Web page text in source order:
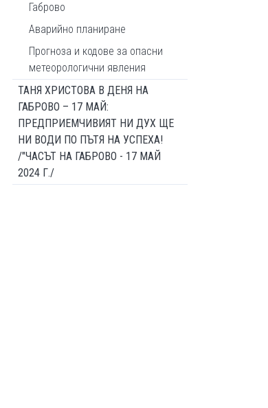
Габрово
Аварийно планиране
Прогноза и кодове за опасни
метеорологични явления
ТАНЯ ХРИСТОВА В ДЕНЯ НА
ГАБРОВО – 17 МАЙ:
ПРЕДПРИЕМЧИВИЯТ НИ ДУХ ЩЕ
НИ ВОДИ ПО ПЪТЯ НА УСПЕХА!
/"ЧАСЪТ НА ГАБРОВО - 17 МАЙ
2024 Г./